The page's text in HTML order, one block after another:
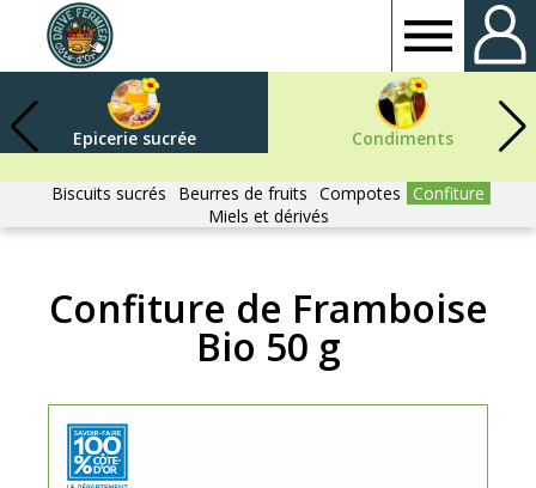
fermier
Côte
Epicerie sucrée Condiments
Biscuits sucrés Beurres de fruits Compotes Confiture
Miels et dérivés
Confiture de Framboise
Bio 50 g